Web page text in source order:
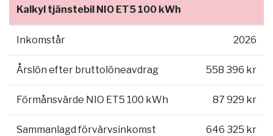
Kalkyl tjänstebil NIO ET5 100 kWh
Inkomstår 2026
Årslön efter bruttolöneavdrag 558 396 kr
Förmånsvärde NIO ET5 100 kWh 87 929 kr
Sammanlagd förvärvsinkomst 646 325 kr